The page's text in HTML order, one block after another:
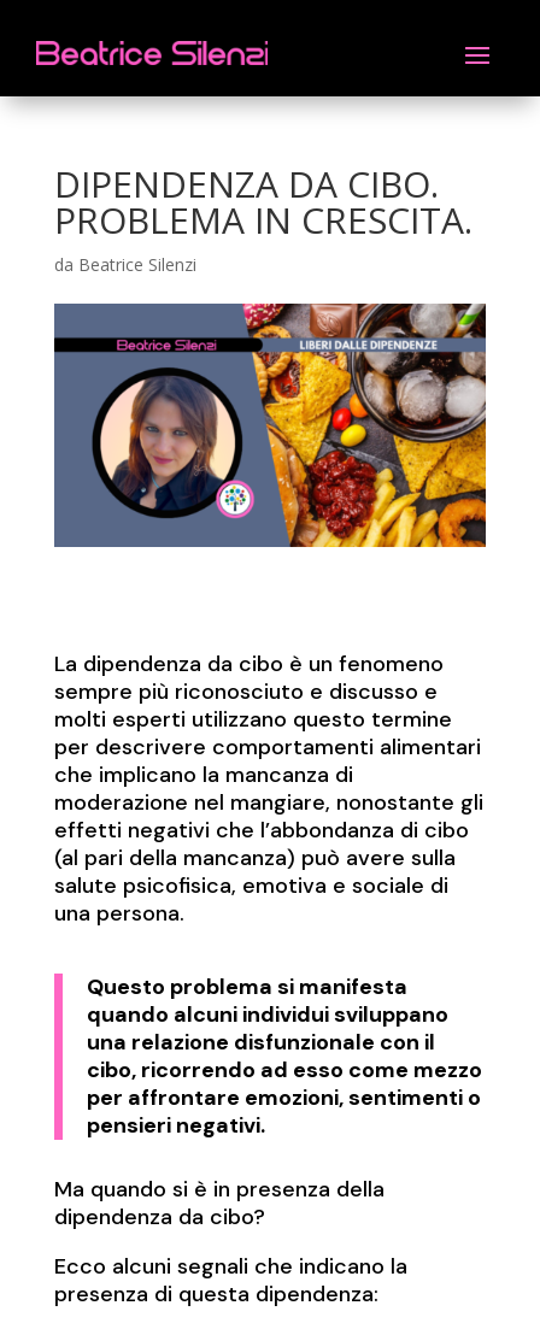
DIPENDENZA DA CIBO.
PROBLEMA IN CRESCITA.
da Beatrice Silenzi
La dipendenza da cibo è un fenomeno
sempre più riconosciuto e discusso e
molti esperti utilizzano questo termine
per descrivere comportamenti alimentari
che implicano la mancanza di
moderazione nel mangiare, nonostante gli
effetti negativi che l’abbondanza di cibo
(al pari della mancanza) può avere sulla
salute psicofisica, emotiva e sociale di
una persona.
Questo problema si manifesta
quando alcuni individui sviluppano
una relazione disfunzionale con il
cibo, ricorrendo ad esso come mezzo
per affrontare emozioni, sentimenti o
pensieri negativi.
Ma quando si è in presenza della
dipendenza da cibo?
Ecco alcuni segnali che indicano la
presenza di questa dipendenza: